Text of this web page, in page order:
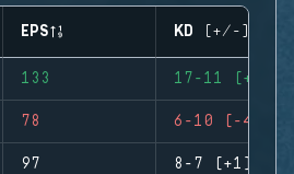
EPS KD (+/-)
133 17-11 (+6)
78 6-10 (-4)
97 8-7 (+1)